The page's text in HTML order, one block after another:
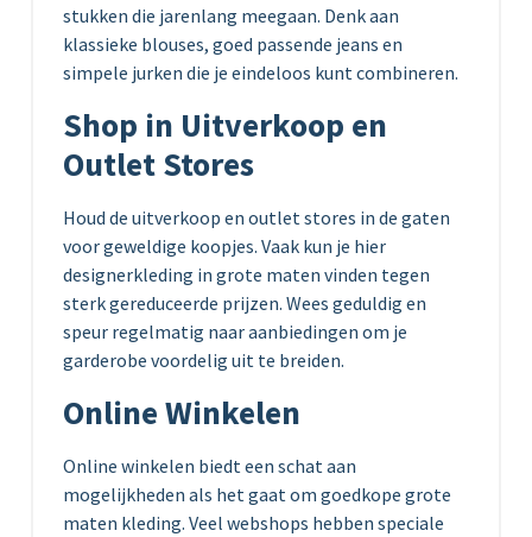
stukken die jarenlang meegaan. Denk aan
klassieke blouses, goed passende jeans en
simpele jurken die je eindeloos kunt combineren.
Shop in Uitverkoop en
Outlet Stores
Houd de uitverkoop en outlet stores in de gaten
voor geweldige koopjes. Vaak kun je hier
designerkleding in grote maten vinden tegen
sterk gereduceerde prijzen. Wees geduldig en
speur regelmatig naar aanbiedingen om je
garderobe voordelig uit te breiden.
Online Winkelen
Online winkelen biedt een schat aan
mogelijkheden als het gaat om goedkope grote
maten kleding. Veel webshops hebben speciale